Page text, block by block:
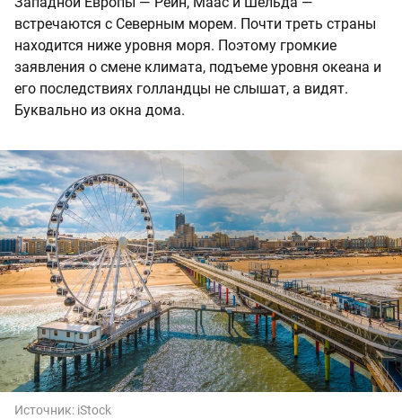
встречаются с Северным морем. Почти треть страны
находится ниже уровня моря. Поэтому громкие
заявления о смене климата, подъеме уровня океана и
его последствиях голландцы не слышат, а видят.
Буквально из окна дома.
Источник: iStock